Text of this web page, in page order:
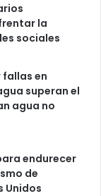
la
sociales
en
superan el
agua no
endurecer
de
Unidos